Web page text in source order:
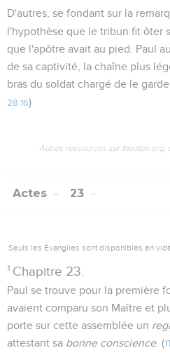
D'autres, se fondant sur la
l'hypothèse que le tribun fit ôter
que l'apôtre avait au pied. Paul
de sa captivité, la chaîne plus
bras du soldat chargé de le
28.16)
Autres ressources sur theotex.org,
Actes 23
Seuls les Évangiles sont disponibles en
1 Chapitre 23.
Paul se trouve pour la première
avaient comparu son Maître et
porte sur cette assemblée un
attestant sa bonne conscience. (